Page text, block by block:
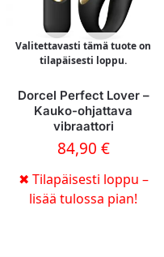
Valitettavasti tämä tuote on
tilapäisesti loppu.
Dorcel Perfect Lover –
Kauko-ohjattava
vibraattori
84,90 €
✖ Tilapäisesti loppu –
lisää tulossa pian!